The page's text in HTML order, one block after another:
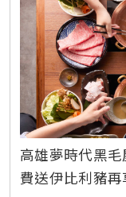
高雄夢時代黑
費送伊比利豬